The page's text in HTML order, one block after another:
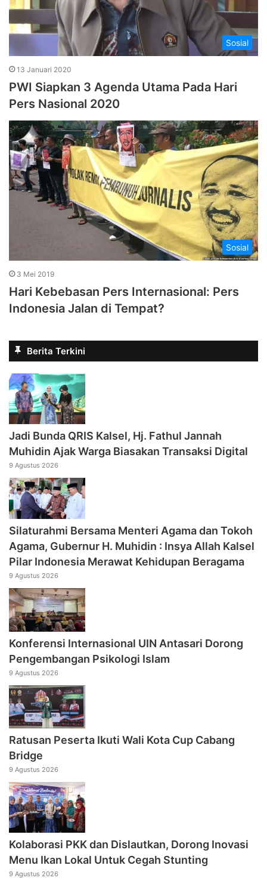
Sosial
13 Januari 2020
PWI Siapkan 3 Agenda Utama Pada Hari
Pers Nasional 2020
Sosial
3 Mei 2019
Hari Kebebasan Pers Internasional: Pers
Indonesia Jalan di Tempat?
Berita Terkini
Jadi Bunda QRIS Kalsel, Hj. Fathul Jannah
Muhidin Ajak Warga Biasakan Transaksi Digital
9 Agustus 2026
Silaturahmi Bersama Menteri Agama dan Tokoh
Agama, Gubernur H. Muhidin : Insya Allah Kalsel
Pilar Indonesia Merawat Kehidupan Beragama
9 Agustus 2026
Konferensi Internasional UIN Antasari Dorong
Pengembangan Psikologi Islam
9 Agustus 2026
Ratusan Peserta Ikuti Wali Kota Cup Cabang
Bridge
9 Agustus 2026
Kolaborasi PKK dan Dislautkan, Dorong Inovasi
Menu Ikan Lokal Untuk Cegah Stunting
9 Agustus 2026